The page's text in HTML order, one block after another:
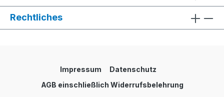
Rechtliches
Impressum
Datenschutz
AGB einschließlich Widerrufsbelehrung